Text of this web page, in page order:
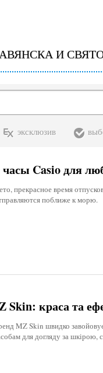
И
эксклюзив
Casio для
прекрасное время
поближе к морю.
Skin: краса та
MZ Skin швидко завойовує
для догляду за шкірою,